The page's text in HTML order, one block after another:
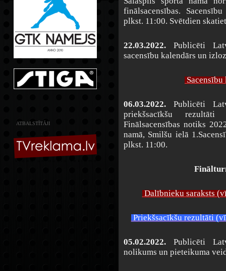
ATBALSTĪTĀJI
finālsacensības.
plkst. 11:00. Svētdien
22.03.2022. Publicēti
sacensību kalendārs un
Sacensību
06.03.2022.
Publicēti
priekšsacīkšu
Finālsacensības notiks
namā, Smilšu ielā
plkst. 11:00.
Dalībnieku saraksts
Priekšsacīkšu rezultāti
05.02.2022. Publicēti
nolikums un pieteikuma